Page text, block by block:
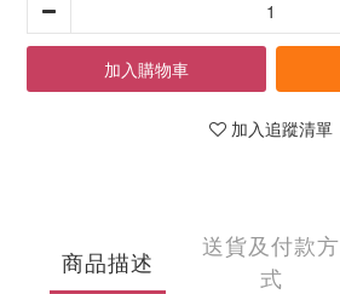
加入購物車
加入追蹤清單
商品描述
送貨及付款方
式